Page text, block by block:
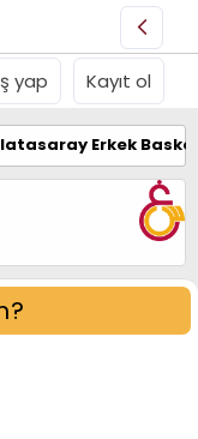
yap Kayıt ol
Erkek